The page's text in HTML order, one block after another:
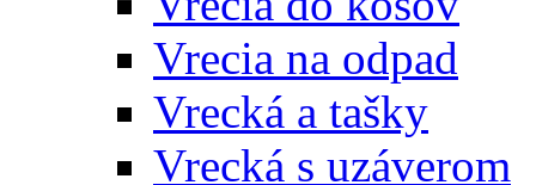
Vrecia na odpad
Vrecká a tašky
Vrecká s uzáverom